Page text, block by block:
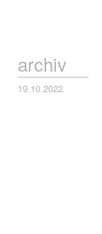
archiv
19.10.2022